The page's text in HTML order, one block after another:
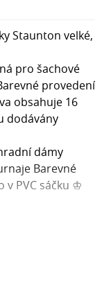
Staunton velké,
pro šachové
provedení
obsahuje 16
dodávány
dámy
Barevné
PVC sáčku ♔
a 1 náhradní